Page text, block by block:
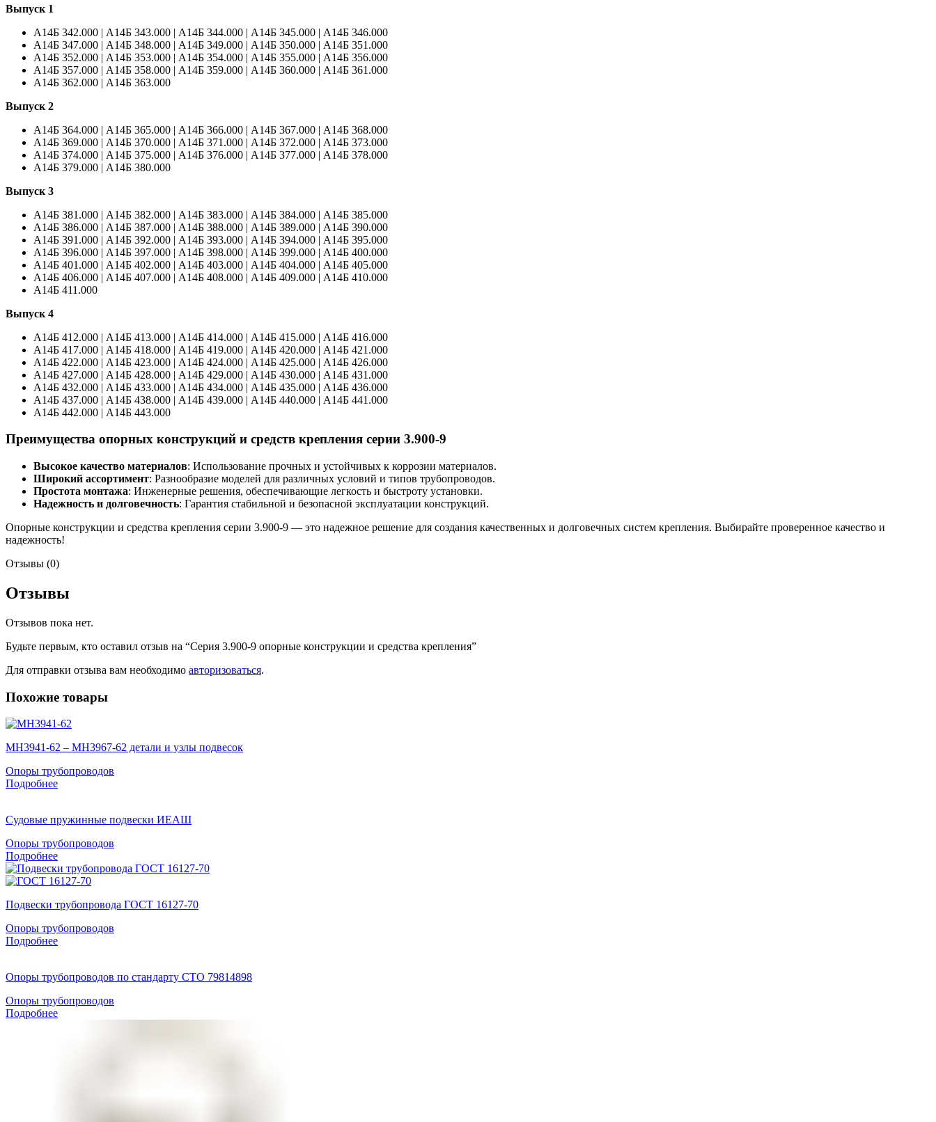
Выпуск 1
А14Б 342.000 | А14Б 343.000 | А14Б 344.000 | А14Б 345.000 | А14Б 346.000
А14Б 347.000 | А14Б 348.000 | А14Б 349.000 | А14Б 350.000 | А14Б 351.000
А14Б 352.000 | А14Б 353.000 | А14Б 354.000 | А14Б 355.000 | А14Б 356.000
А14Б 357.000 | А14Б 358.000 | А14Б 359.000 | А14Б 360.000 | А14Б 361.000
А14Б 362.000 | А14Б 363.000
Выпуск 2
А14Б 364.000 | А14Б 365.000 | А14Б 366.000 | А14Б 367.000 | А14Б 368.000
А14Б 369.000 | А14Б 370.000 | А14Б 371.000 | А14Б 372.000 | А14Б 373.000
А14Б 374.000 | А14Б 375.000 | А14Б 376.000 | А14Б 377.000 | А14Б 378.000
А14Б 379.000 | А14Б 380.000
Выпуск 3
А14Б 381.000 | А14Б 382.000 | А14Б 383.000 | А14Б 384.000 | А14Б 385.000
А14Б 386.000 | А14Б 387.000 | А14Б 388.000 | А14Б 389.000 | А14Б 390.000
А14Б 391.000 | А14Б 392.000 | А14Б 393.000 | А14Б 394.000 | А14Б 395.000
А14Б 396.000 | А14Б 397.000 | А14Б 398.000 | А14Б 399.000 | А14Б 400.000
А14Б 401.000 | А14Б 402.000 | А14Б 403.000 | А14Б 404.000 | А14Б 405.000
А14Б 406.000 | А14Б 407.000 | А14Б 408.000 | А14Б 409.000 | А14Б 410.000
А14Б 411.000
Выпуск 4
А14Б 412.000 | А14Б 413.000 | А14Б 414.000 | А14Б 415.000 | А14Б 416.000
А14Б 417.000 | А14Б 418.000 | А14Б 419.000 | А14Б 420.000 | А14Б 421.000
А14Б 422.000 | А14Б 423.000 | А14Б 424.000 | А14Б 425.000 | А14Б 426.000
А14Б 427.000 | А14Б 428.000 | А14Б 429.000 | А14Б 430.000 | А14Б 431.000
А14Б 432.000 | А14Б 433.000 | А14Б 434.000 | А14Б 435.000 | А14Б 436.000
А14Б 437.000 | А14Б 438.000 | А14Б 439.000 | А14Б 440.000 | А14Б 441.000
А14Б 442.000 | А14Б 443.000
Преимущества опорных конструкций и средств крепления серии 3.900-9
Высокое качество материалов: Использование прочных и устойчивых к коррозии материалов.
Широкий ассортимент: Разнообразие моделей для различных условий и типов трубопроводов.
Простота монтажа: Инженерные решения, обеспечивающие легкость и быстроту установки.
Надежность и долговечность: Гарантия стабильной и безопасной эксплуатации конструкций.
Опорные конструкции и средства крепления серии 3.900-9 — это надежное решение для создания качественных и долговечных систем крепления. Выбирайте проверенное качество и
надежность!
Отзывы (0)
Отзывы
Отзывов пока нет.
Будьте первым, кто оставил отзыв на “Серия 3.900-9 опорные конструкции и средства крепления”
Для отправки отзыва вам необходимо авторизоваться.
Похожие товары
МН3941-62 – МН3967-62 детали и узлы подвесок
Опоры трубопроводов
Подробнее
Судовые пружинные подвески ИЕАШ
Опоры трубопроводов
Подробнее
Подвески трубопровода ГОСТ 16127-70
Опоры трубопроводов
Подробнее
Опоры трубопроводов по стандарту СТО 79814898
Опоры трубопроводов
Подробнее